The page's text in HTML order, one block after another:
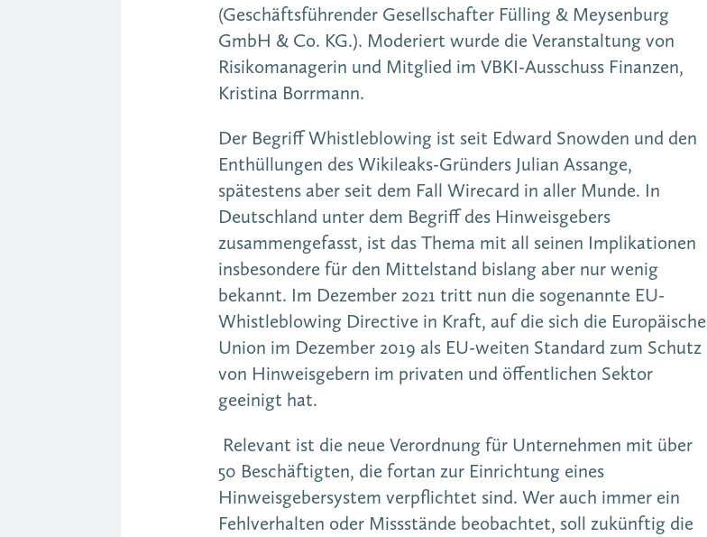
(Geschäftsführender Gesellschafter Fülling & Meysenburg
GmbH & Co. KG.). Moderiert wurde die Veranstaltung von
Risikomanagerin und Mitglied im VBKI-Ausschuss Finanzen,
Kristina Borrmann.
Der Begriff Whistleblowing ist seit Edward Snowden und den
Enthüllungen des Wikileaks-Gründers Julian Assange,
spätestens aber seit dem Fall Wirecard in aller Munde. In
Deutschland unter dem Begriff des Hinweisgebers
zusammengefasst, ist das Thema mit all seinen Implikationen
insbesondere für den Mittelstand bislang aber nur wenig
bekannt. Im Dezember 2021 tritt nun die sogenannte EU-
Whistleblowing Directive in Kraft, auf die sich die Europäische
Union im Dezember 2019 als EU-weiten Standard zum Schutz
von Hinweisgebern im privaten und öffentlichen Sektor
geeinigt hat.
Relevant ist die neue Verordnung für Unternehmen mit über
50 Beschäftigten, die fortan zur Einrichtung eines
Hinweisgebersystem verpflichtet sind. Wer auch immer ein
Fehlverhalten oder Missstände beobachtet, soll zukünftig die